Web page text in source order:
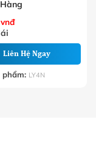
vnđ
Liên Hệ Ngay
phẩm: LY4N